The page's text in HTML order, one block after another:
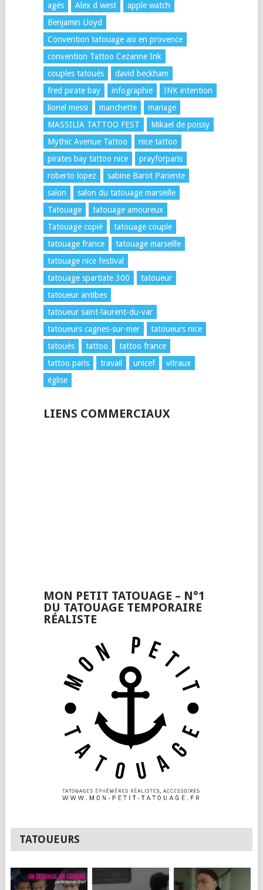
agés Alex d west
apple watch
Benjamin Lloyd
Convention tatouage aix en provence
convention Tattoo Cezanne Ink
couples tatoués
david beckham
fred pirate bay
infographie
INK intention
lionel messi
manchette
mariage
MASSILIA TATTOO FEST
Mikael de poissy
Mythic Avenue Tattoo
nice tattoo
pirates bay tattoo nice
prayforparis
roberto lopez
sabine Barot Pariente
salon
salon du tatouage marseille
Tatouage
tatouage amoureux
Tatouage copié
tatouage couple
tatouage france
tatouage marseille
tatouage nice festival
tatouage spartiate 300
tatoueur
tatoueur antibes
tatoueur saint-laurent-du-var
tatoueurs cagnes-sur-mer
tatoueurs nice
tatoués
tattoo
tattoo france
tattoo paris
travail unicef
vitraux
église
LIENS COMMERCIAUX
MON PETIT TATOUAGE – N°1
DU TATOUAGE TEMPORAIRE
RÉALISTE
TATOUEURS